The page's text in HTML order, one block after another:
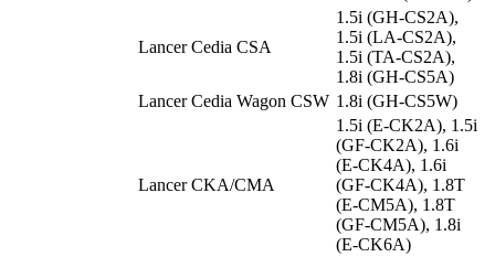
Lancer Cedia CSA
1.5i (GH-CS2A),
1.5i (LA-CS2A),
1.5i (TA-CS2A),
1.8i (GH-CS5A)
Lancer Cedia Wagon CSW 1.8i (GH-CS5W)
Lancer CKA/CMA
1.5i (E-CK2A), 1.5i
(GF-CK2A), 1.6i
(E-CK4A), 1.6i
(GF-CK4A), 1.8T
(E-CM5A), 1.8T
(GF-CM5A), 1.8i
(E-CK6A)